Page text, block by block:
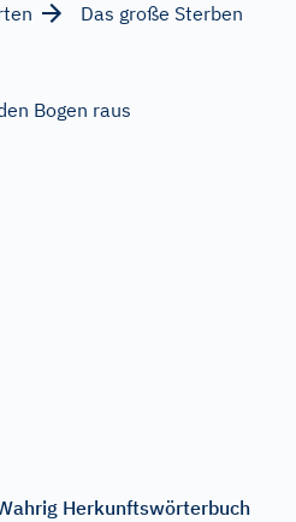
Das große Sterben
Bogen raus
Herkunftswörterbuch